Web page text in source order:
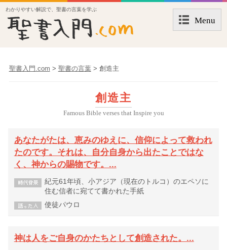
わかりやすい解説で、聖書の言葉を学ぶ
Menu
聖書入門.com > 聖書の言葉 > 創造主
創造主
Famous Bible verses that Inspire you
あなたがたは、恵みのゆえに、信仰によって救われ
たのです。それは、自分自身から出たことではな
く、神からの賜物です。...
紀元61年頃、小アジア（現在のトルコ）のエペソに
住む信者に宛てて書かれた手紙
使徒パウロ
神は人をご自身のかたちとして創造された。...